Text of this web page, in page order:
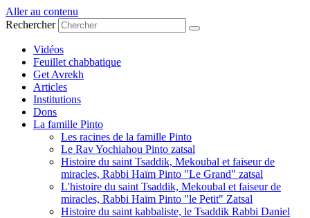
Aller au contenu
Rechercher
Vidéos
Feuillet chabbatique
Get Avrekh
Articles
Institutions
Dons
La famille Pinto
Les racines de la famille Pinto
Le Rav Yochiahou Pinto zatsal
Histoire du saint Tsaddik, Mekoubal et faiseur de
miracles, Rabbi Haïm Pinto "Le Grand" zatsal
L'histoire du saint Tsaddik, Mekoubal et faiseur de
miracles, Rabbi Haïm Pinto "le Petit" Zatsal
Histoire du saint kabbaliste, le Tsaddik Rabbi Daniel